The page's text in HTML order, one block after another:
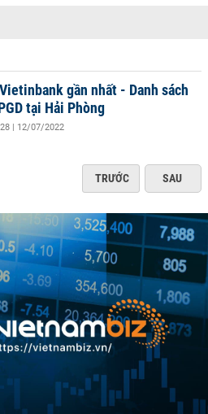
gần nhất - Danh sách
tại Hải Phòng
| 12/07/2022
TRƯỚC SAU